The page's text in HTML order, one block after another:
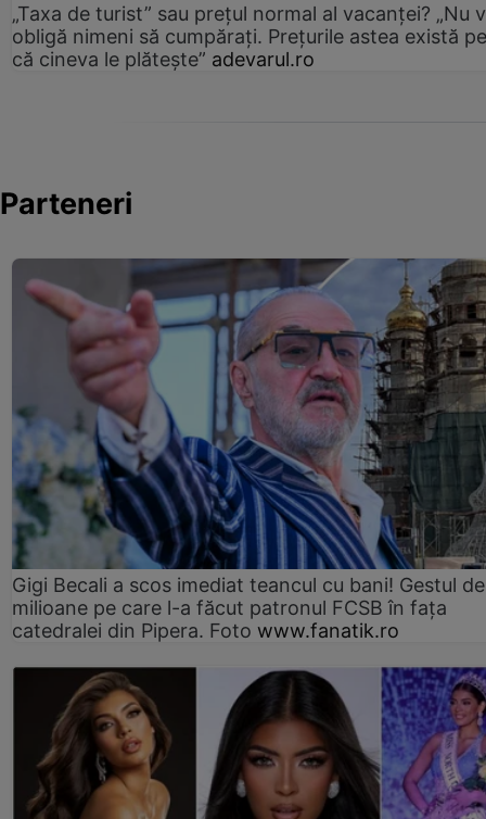
„Taxa de turist” sau prețul normal al vacanței? „Nu
obligă nimeni să cumpărați. Prețurile astea există
că cineva le plătește” adevarul.ro
Parteneri
Gigi Becali a scos imediat teancul cu bani! Gestul de
milioane pe care l-a făcut patronul FCSB în fața
catedralei din Pipera. Foto www.fanatik.ro